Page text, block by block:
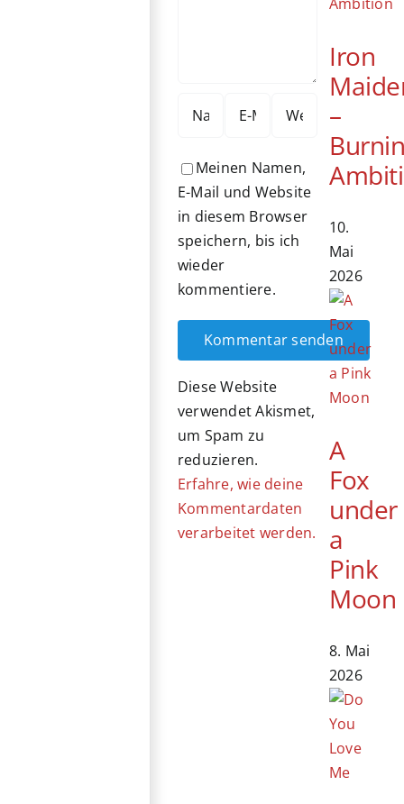
Meinen Namen,
E-Mail und Website
in diesem Browser
speichern, bis ich
wieder
kommentiere.
Diese Website
verwendet Akismet,
um Spam zu
reduzieren.
Erfahre, wie deine
Kommentardaten
verarbeitet werden.
Iron
–
10.
Mai
2026
A
Fox
under
a
Pink
Moon
8. Mai
2026